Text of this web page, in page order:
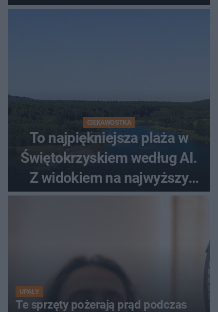
promenada
CIEKAWOSTKA
To najpiękniejsza plaża w
Świętokrzyskiem według AI.
Z widokiem na najwyższy
szczyt Gór Świętokrzyskich
UPAŁY
Te sprzęty pożerają prąd podczas